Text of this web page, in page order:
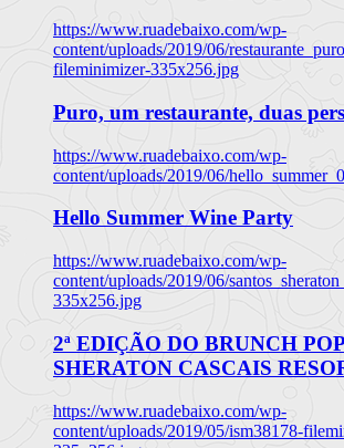
https://www.ruadebaixo.com/wp-
content/uploads/2019/06/
fileminimizer-335x256.jpg
Puro, um restaurante, duas
https://www.ruadebaixo.com/wp-
content/uploads/2019/06/
Hello Summer Wine Party
https://www.ruadebaixo.com/wp-
content/uploads/2019/06/
335x256.jpg
2ª EDIÇÃO DO BRUNCH
SHERATON CASCAIS
https://www.ruadebaixo.com/wp-
content/uploads/2019/05/ism38178-